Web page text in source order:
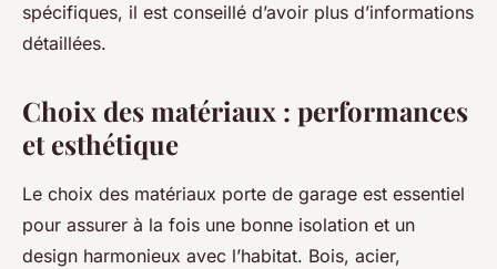
spécifiques, il est conseillé d’avoir plus d’informations
détaillées.
Choix des matériaux : performances
et esthétique
Le choix des matériaux porte de garage est essentiel
pour assurer à la fois une bonne isolation et un
design harmonieux avec l’habitat. Bois, acier,